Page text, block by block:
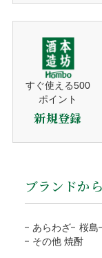
※包装・カードが選
熨斗対応 ギフト
備考欄にご記入く
のしの種類 お歳
包装・メッセ
※箱なしの商品な
ご
営業
平日10
発
送り状
注文者名がカ
る事がございま
代金引換
ご注文確認後に最
代引手数料330
断りする場合
り返品・交換ポリ
ご注文のキ
商品の発送前、ご
ご連絡下さい。
商品の管理には万
に当店までご連絡
換の手続きをさせ
すぐ使える500
ポイント
新規登録
ブランドか
あらわざ 桜島
その他 焼酎